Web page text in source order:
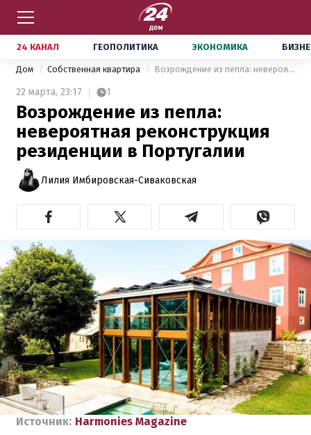
24 КАНАЛ ГЕОПОЛИТИКА ЭКОНОМИКА
Дом Собственная квартира Возрождение из пепла: невероятная реконструкция резиденции в Португалии
22 марта, 23:17 1
Возрождение из пепла:
невероятная реконструкция
резиденции в Португалии
Лилия Имбировская-Сиваковская
Источник: Harmonies Magazine